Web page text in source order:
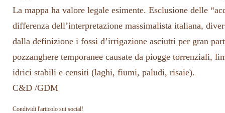
La mappa ha valore legale esimente. Esclusione delle
differenza dell’interpretazione massimalista italiana,
dalla definizione i fossi d’irrigazione asciutti per gran
pozzanghere temporanee causate da piogge torrenziali,
idrici stabili e censiti (laghi, fiumi, paludi, risaie).
C&D /GDM
Condividi l'articolo sui social!